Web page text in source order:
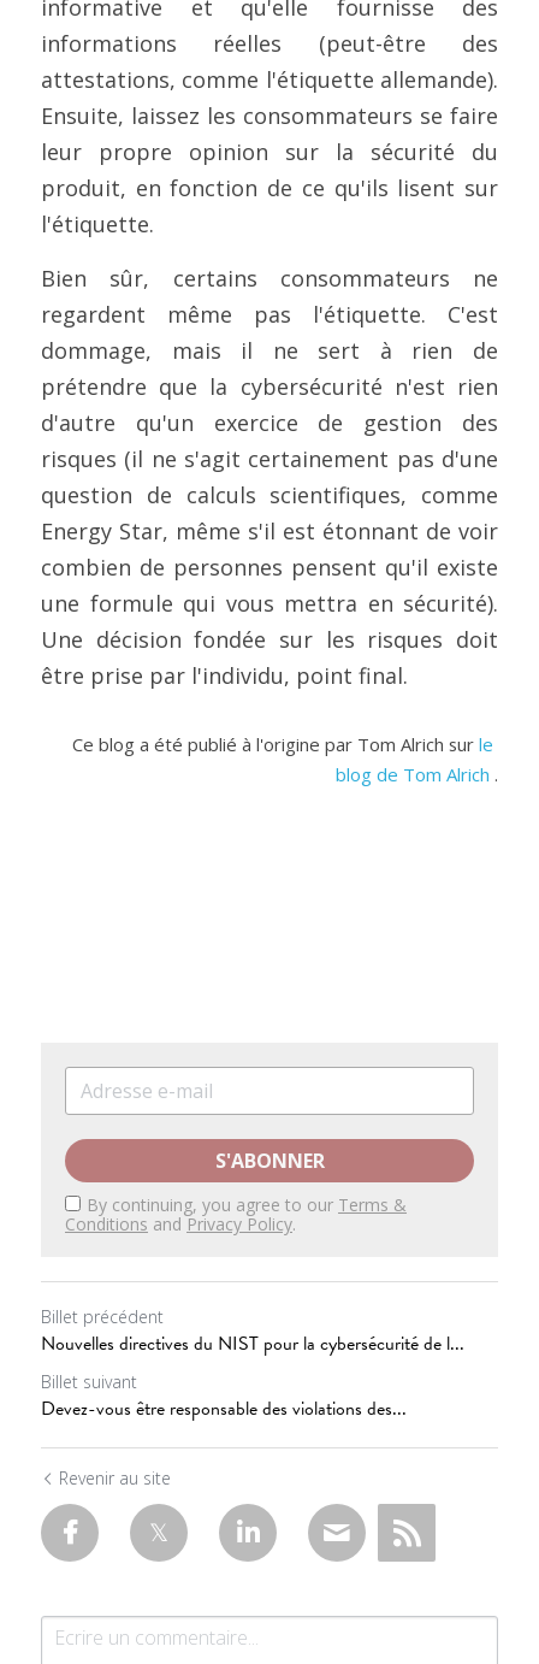
informative et qu'elle fournisse des
informations réelles (peut-être des
attestations, comme l'étiquette allemande).
Ensuite, laissez les consommateurs se faire
leur propre opinion sur la sécurité du
produit, en fonction de ce qu'ils lisent sur
l'étiquette.
Bien sûr, certains consommateurs ne
regardent même pas l'étiquette. C'est
dommage, mais il ne sert à rien de
prétendre que la cybersécurité n'est rien
d'autre qu'un exercice de gestion des
risques (il ne s'agit certainement pas d'une
question de calculs scientifiques, comme
Energy Star, même s'il est étonnant de voir
combien de personnes pensent qu'il existe
une formule qui vous mettra en sécurité).
Une décision fondée sur les risques doit
être prise par l'individu, point final.
Ce blog a été publié à l'origine par Tom Alrich sur le
blog de Tom Alrich .
S'ABONNER
By continuing, you agree to our Terms &
Conditions andPrivacy Policy.
Billet précédent
Nouvelles directives du NIST pour la cybersécurité de l...
Billet suivant
Devez-vous être responsable des violations des...
Revenir au site